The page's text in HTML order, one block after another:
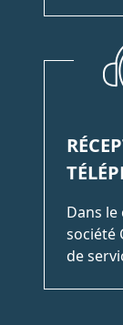
Dans
société
de